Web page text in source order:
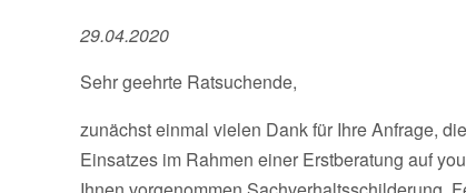
29.04.2020
Sehr geehrte Ratsuchende,
zunächst einmal vielen Dank für Ihre Anfrage,
Einsatzes im Rahmen einer Erstberatung auf